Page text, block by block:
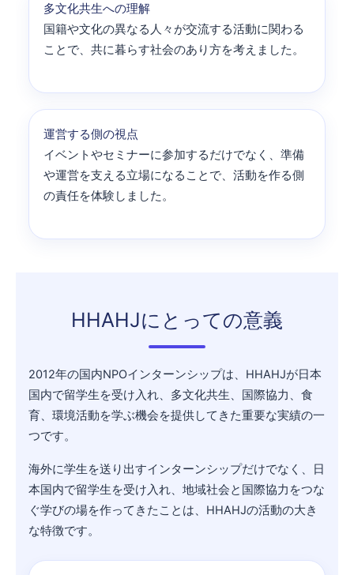
多文化共生への理解
国籍や文化の異なる人々が交流する活動に関わる
ことで、共に暮らす社会のあり方を考えました。
運営する側の視点
イベントやセミナーに参加するだけでなく、準備
や運営を支える立場になることで、活動を作る側
の責任を体験しました。
HHAHJにとっての意義
2012年の国内NPOインターンシップは、HHAHJが日本
国内で留学生を受け入れ、多文化共生、国際協力、食
育、環境活動を学ぶ機会を提供してきた重要な実績の一
つです。
海外に学生を送り出すインターンシップだけでなく、日
本国内で留学生を受け入れ、地域社会と国際協力をつな
ぐ学びの場を作ってきたことは、HHAHJの活動の大き
な特徴です。